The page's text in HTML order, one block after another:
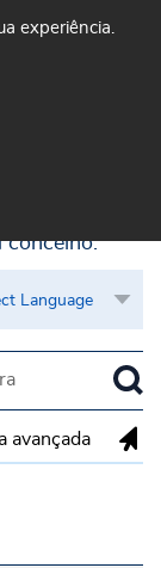
experiência.
avançada
concelho.